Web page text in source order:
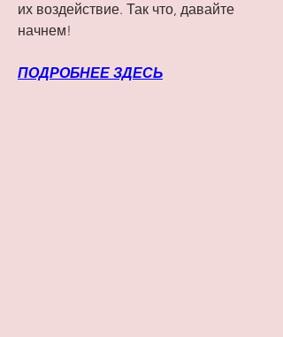
их воздействие. Так что, давайте
начнем!
ПОДРОБНЕЕ ЗДЕСЬ